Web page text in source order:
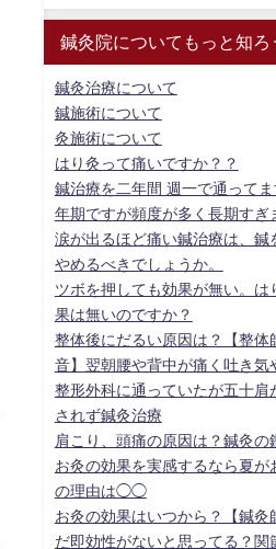
鍼灸院についてもっと知ろ
鍼灸治療について
鍼施術について
灸施術について
はり灸って痛いですか？？
鍼治療を二年間 週一で通って
年期ですが頻度が多く長期すぎ
涙が出るほど痛い鍼治療は、鍼
やめるべきでしょうか。
ツボを押しても効果が無い。は
果は無いのですか？
整体後にだるい原因は？【整体
音】翌朝腰や背中が痛く吐き気
整形外科に通っていたが五十肩
されず鍼灸治療
肩こり、頭痛の原因は？鍼灸の
お灸の効果を実感するなら夏が
の理由は◯◯
お灸の効果はいつから？【鍼灸
だ即効性がないと思ってる？関